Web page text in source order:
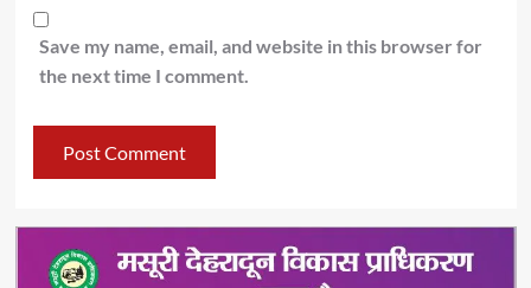
Save my name, email, and website in this browser for
the next time I comment.